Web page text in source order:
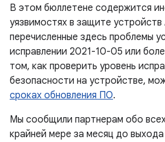
В этом бюллетене содержится
уязвимостях в защите
перечисленные здесь проблемы
исправлении 2021-10-05 или
том, как проверить уровень
безопасности на устройстве,
сроках обновления ПО.
Мы сообщили партнерам обо
крайней мере за месяц до